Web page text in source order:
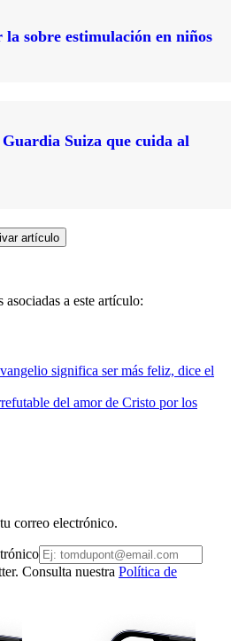
sobre estimulación en niños
Suiza que cuida al
artículo
asociadas a este artículo:
significa ser más feliz, dice el
del amor de Cristo por los
correo electrónico.
Consulta nuestra Política de